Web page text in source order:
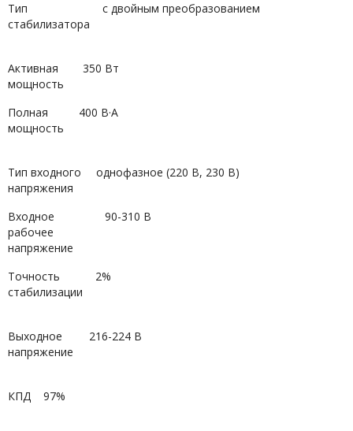
Тип
стабилизатора
с двойным преобразованием
Активная
мощность
350 Вт
Полная
мощность
400 В·А
Тип входного
напряжения
однофазное (220 В, 230 В)
Входное
рабочее
напряжение
90-310 В
Точность
стабилизации
2%
Выходное
напряжение
216-224 В
КПД 97%